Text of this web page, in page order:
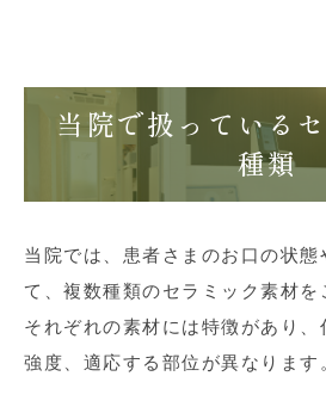
当院で扱っている
種類
当院では、患者さまのお口の状態
て、複数種類のセラミック素材を
それぞれの素材には特徴があり
強度、適応する部位が異なります